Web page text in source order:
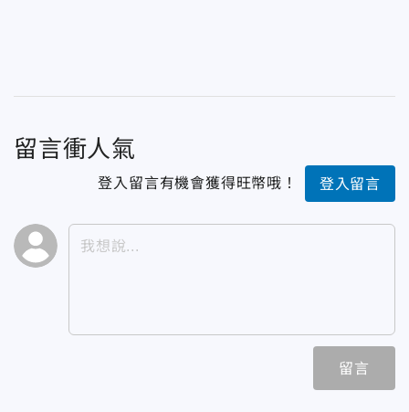
留言衝人氣
登入留言有機會獲得旺幣哦！ 登入留言
留言